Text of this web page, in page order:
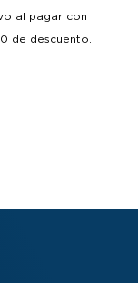
al pagar con
de descuento.
ni descuentos.
Este 4492,